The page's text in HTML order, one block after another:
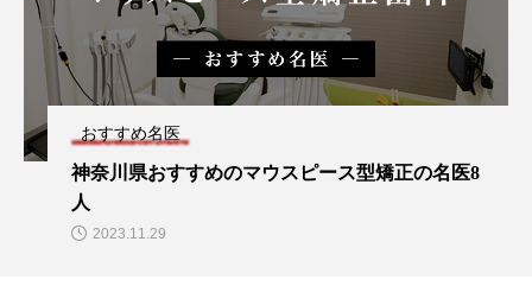
おすすめ名医
神奈川県おすすめのマウスピース型矯正の名医8
人
2023.11.29